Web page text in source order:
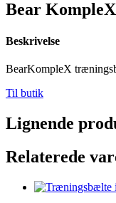
Bear
Beskrivelse
BearKompleX
Til butik
Lignende
Relaterede